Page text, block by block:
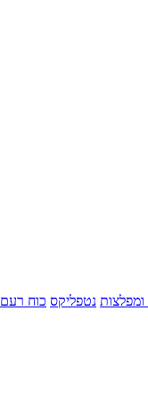
נטפליקס כוח רעם